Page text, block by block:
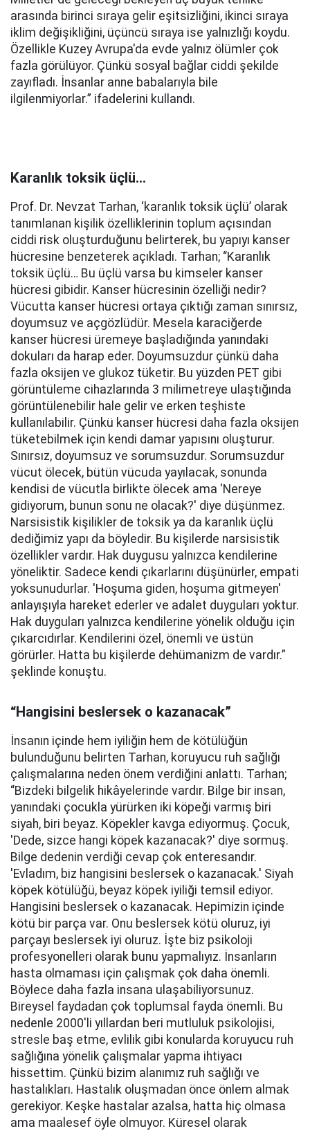
arasında birinci sıraya gelir eşitsizliğini, ikinci sıraya
iklim değişikliğini, üçüncü sıraya ise yalnızlığı koydu.
Özellikle Kuzey Avrupa'da evde yalnız ölümler çok
fazla görülüyor. Çünkü sosyal bağlar ciddi şekilde
zayıfladı. İnsanlar anne babalarıyla bile
ilgilenmiyorlar.” ifadelerini kullandı.
Karanlık toksik üçlü…
Prof. Dr. Nevzat Tarhan, ‘karanlık toksik üçlü’ olarak
tanımlanan kişilik özelliklerinin toplum açısından
ciddi risk oluşturduğunu belirterek, bu yapıyı kanser
hücresine benzeterek açıkladı. Tarhan; “Karanlık
toksik üçlü… Bu üçlü varsa bu kimseler kanser
hücresi gibidir. Kanser hücresinin özelliği nedir?
Vücutta kanser hücresi ortaya çıktığı zaman sınırsız,
doyumsuz ve açgözlüdür. Mesela karaciğerde
kanser hücresi üremeye başladığında yanındaki
dokuları da harap eder. Doyumsuzdur çünkü daha
fazla oksijen ve glukoz tüketir. Bu yüzden PET gibi
görüntüleme cihazlarında 3 milimetreye ulaştığında
görüntülenebilir hale gelir ve erken teşhiste
kullanılabilir. Çünkü kanser hücresi daha fazla oksijen
tüketebilmek için kendi damar yapısını oluşturur.
Sınırsız, doyumsuz ve sorumsuzdur. Sorumsuzdur
vücut ölecek, bütün vücuda yayılacak, sonunda
kendisi de vücutla birlikte ölecek ama 'Nereye
gidiyorum, bunun sonu ne olacak?' diye düşünmez.
Narsisistik kişilikler de toksik ya da karanlık üçlü
dediğimiz yapı da böyledir. Bu kişilerde narsisistik
özellikler vardır. Hak duygusu yalnızca kendilerine
yöneliktir. Sadece kendi çıkarlarını düşünürler, empati
yoksunudurlar. 'Hoşuma giden, hoşuma gitmeyen'
anlayışıyla hareket ederler ve adalet duyguları yoktur.
Hak duyguları yalnızca kendilerine yönelik olduğu için
çıkarcıdırlar. Kendilerini özel, önemli ve üstün
görürler. Hatta bu kişilerde dehümanizm de vardır.”
şeklinde konuştu.
“Hangisini beslersek o kazanacak”
İnsanın içinde hem iyiliğin hem de kötülüğün
bulunduğunu belirten Tarhan, koruyucu ruh sağlığı
çalışmalarına neden önem verdiğini anlattı. Tarhan;
“Bizdeki bilgelik hikâyelerinde vardır. Bilge bir insan,
yanındaki çocukla yürürken iki köpeği varmış biri
siyah, biri beyaz. Köpekler kavga ediyormuş. Çocuk,
'Dede, sizce hangi köpek kazanacak?' diye sormuş.
Bilge dedenin verdiği cevap çok enteresandır.
'Evladım, biz hangisini beslersek o kazanacak.' Siyah
köpek kötülüğü, beyaz köpek iyiliği temsil ediyor.
Hangisini beslersek o kazanacak. Hepimizin içinde
kötü bir parça var. Onu beslersek kötü oluruz, iyi
parçayı beslersek iyi oluruz. İşte biz psikoloji
profesyonelleri olarak bunu yapmalıyız. İnsanların
hasta olmaması için çalışmak çok daha önemli.
Böylece daha fazla insana ulaşabiliyorsunuz.
Bireysel faydadan çok toplumsal fayda önemli. Bu
nedenle 2000'li yıllardan beri mutluluk psikolojisi,
stresle baş etme, evlilik gibi konularda koruyucu ruh
sağlığına yönelik çalışmalar yapma ihtiyacı
hissettim. Çünkü bizim alanımız ruh sağlığı ve
hastalıkları. Hastalık oluşmadan önce önlem almak
gerekiyor. Keşke hastalar azalsa, hatta hiç olmasa
ama maalesef öyle olmuyor. Küresel olarak